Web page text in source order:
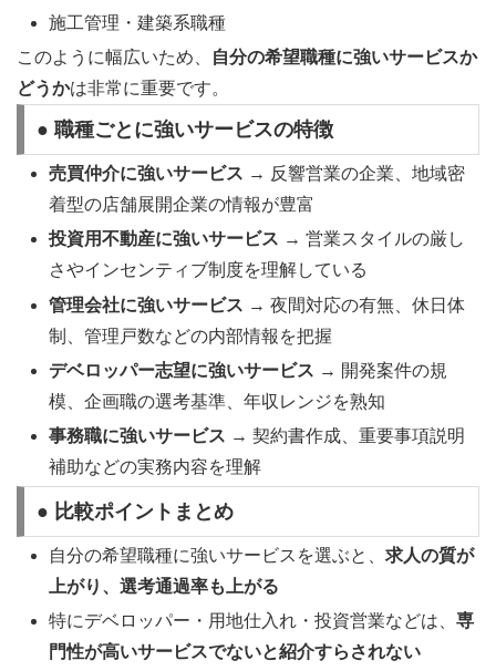
施工管理・建築系職種
このように幅広いため、
自分の希望職種に強いサービスか
どうかは非常に重要です。
● 職種ごとに強いサービスの特徴
売買仲介に強いサービス → 反響営業の企業、地域密
着型の店舗展開企業の情報が豊富
投資用不動産に強いサービス → 営業スタイルの厳し
さやインセンティブ制度を理解している
管理会社に強いサービス → 夜間対応の有無、休日体
制、管理戸数などの内部情報を把握
デベロッパー志望に強いサービス → 開発案件の規
模、企画職の選考基準、年収レンジを熟知
事務職に強いサービス → 契約書作成、重要事項説明
補助などの実務内容を理解
● 比較ポイントまとめ
自分の希望職種に強いサービスを選ぶと、求人の質が
上がり、選考通過率も上がる
特にデベロッパー・用地仕入れ・投資営業などは、専
門性が高いサービスでないと紹介すらされない